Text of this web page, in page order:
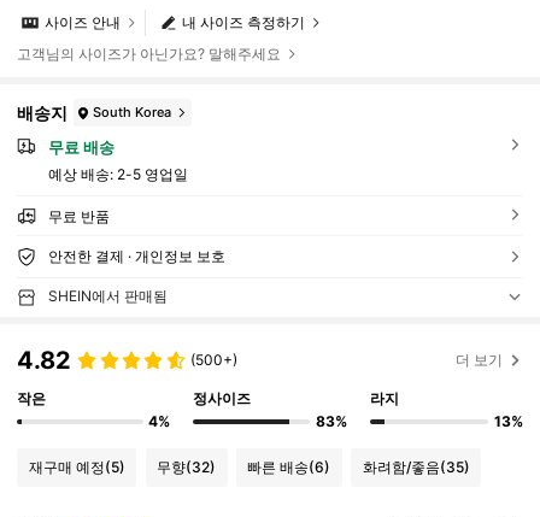
내 사이즈 측정하기
사이즈 안내
고객님의 사이즈가 아닌가요? 말해주세요
배송지 South Korea
무료 배송
예상 배송: 2-5 영업일
무료 반품
안전한 결제 · 개인정보 보호
SHEIN에서 판매됨
4.82 (500+) 더 보기
작은
4%
정사이즈
83%
라지
13%
재구매 예정(5) 무향(32) 빠른 배송(6) 화려함/좋음(35)